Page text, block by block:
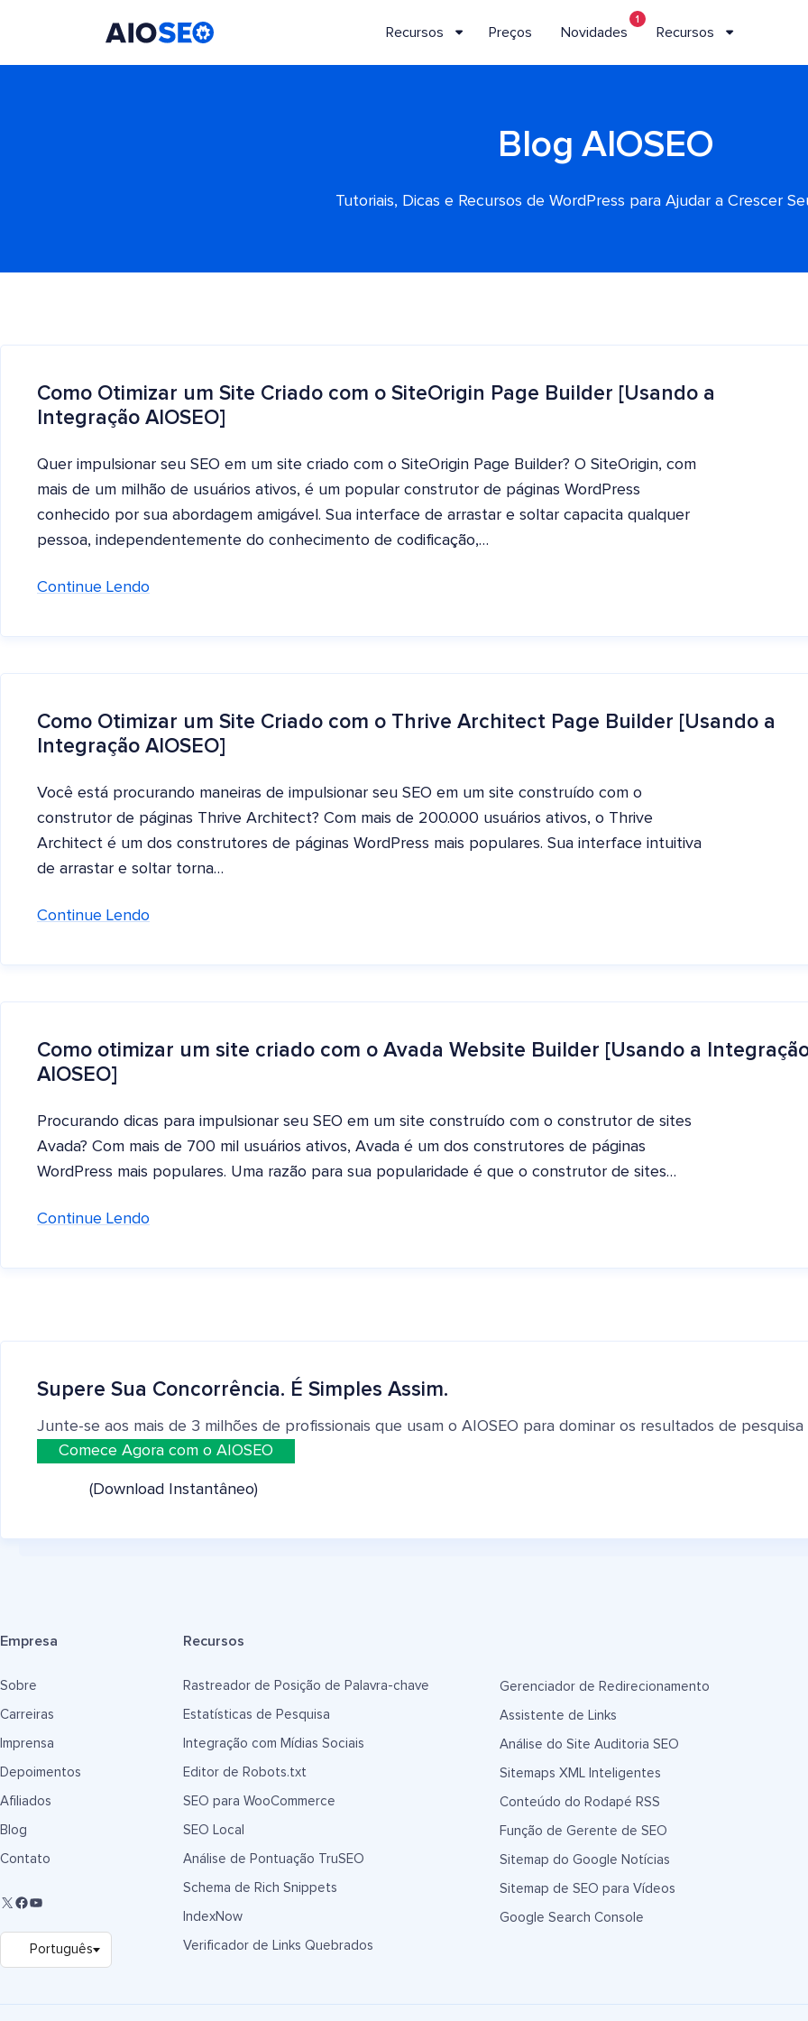
Recursos Preços Novidades
1
Recursos
Blog AIOSEO
Tutoriais, Dicas e Recursos de WordPress para Ajudar a Crescer
Como Otimizar um Site Criado com o SiteOrigin Page Builder [Usando a
Integração AIOSEO]
Quer impulsionar seu SEO em um site criado com o SiteOrigin Page Builder? O SiteOrigin, com
mais de um milhão de usuários ativos, é um popular construtor de páginas WordPress
conhecido por sua abordagem amigável. Sua interface de arrastar e soltar capacita qualquer
pessoa, independentemente do conhecimento de codificação,…
Continue Lendo
Como Otimizar um Site Criado com o Thrive Architect Page Builder [Usando a
Integração AIOSEO]
Você está procurando maneiras de impulsionar seu SEO em um site construído com o
construtor de páginas Thrive Architect? Com mais de 200.000 usuários ativos, o Thrive
Architect é um dos construtores de páginas WordPress mais populares. Sua interface intuitiva
de arrastar e soltar torna…
Continue Lendo
Como otimizar um site criado com o Avada Website Builder [Usando a
AIOSEO]
Procurando dicas para impulsionar seu SEO em um site construído com o construtor de sites
Avada? Com mais de 700 mil usuários ativos, Avada é um dos construtores de páginas
WordPress mais populares. Uma razão para sua popularidade é que o construtor de sites…
Continue Lendo
Supere Sua Concorrência. É Simples Assim.
Junte-se aos mais de 3 milhões de profissionais que usam o AIOSEO para dominar os resultados de
Comece Agora com o AIOSEO
(Download Instantâneo)
Empresa
Sobre
Carreiras
Imprensa
Depoimentos
Afiliados
Blog
Contato
Recursos
Rastreador de Posição de Palavra-chave
Estatísticas de Pesquisa
Integração com Mídias Sociais
Editor de Robots.txt
SEO para WooCommerce
SEO Local
Análise de Pontuação TruSEO
Schema de Rich Snippets
IndexNow
Verificador de Links Quebrados
Gerenciador de Redirecionamento
Assistente de Links
Análise do Site Auditoria SEO
Sitemaps XML Inteligentes
Conteúdo do Rodapé RSS
Função de Gerente de SEO
Sitemap do Google Notícias
Sitemap de SEO para Vídeos
Google Search Console